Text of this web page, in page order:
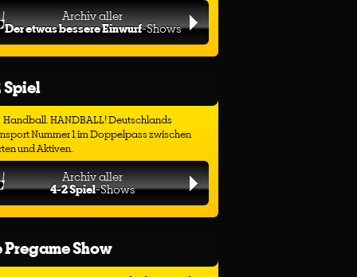
Archiv aller
Der etwas bessere Einwurf-Shows
Handball. HANDBALL! Deutschlands
Nummer 1 im Doppelpass zwischen
und Aktiven.
Archiv aller
4-2 Spiel-Shows
Show